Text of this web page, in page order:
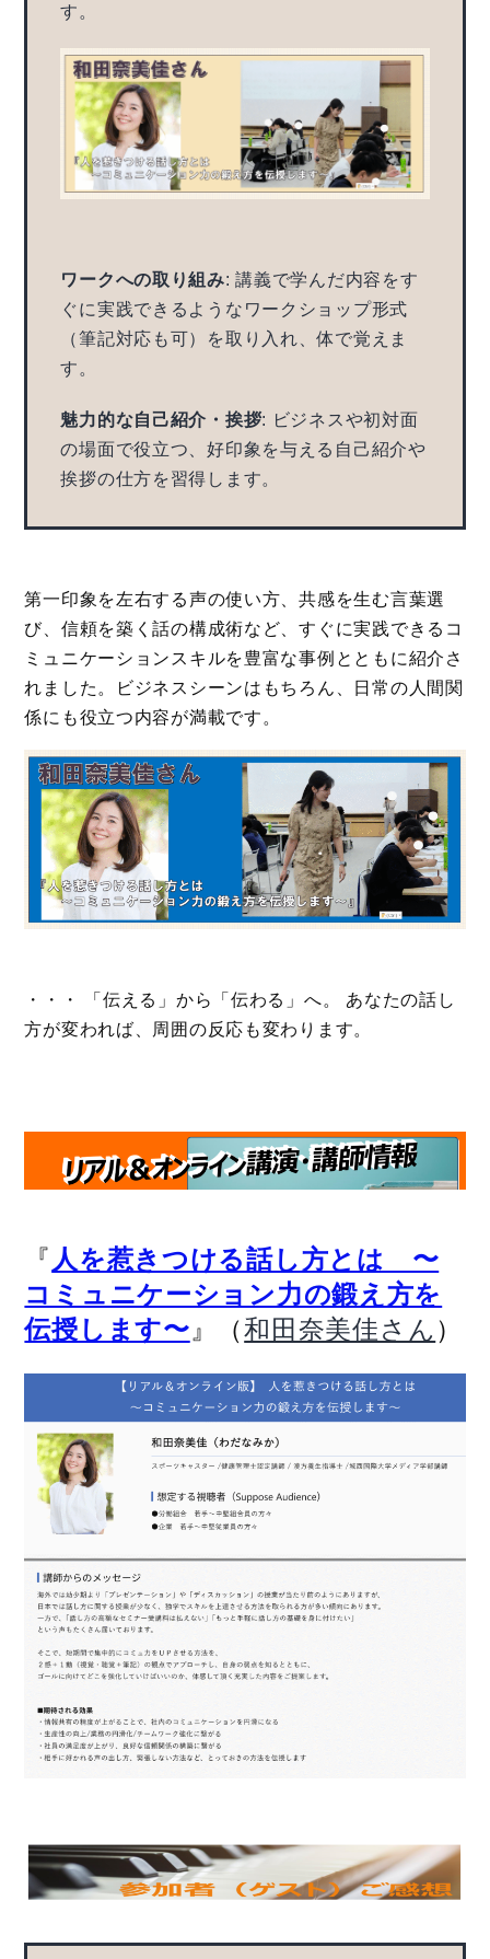
す。
ワークへの取り組み: 講義で学んだ内容をす
ぐに実践できるようなワークショップ形式
（筆記対応も可）を取り入れ、体で覚えま
す。
魅力的な自己紹介・挨拶: ビジネスや初対面
の場面で役立つ、好印象を与える自己紹介や
挨拶の仕方を習得します。
第一印象を左右する声の使い方、共感を生む言葉選
び、信頼を築く話の構成術など、すぐに実践できるコ
ミュニケーションスキルを豊富な事例とともに紹介さ
れました。ビジネスシーンはもちろん、日常の人間関
係にも役立つ内容が満載です。
・・・ 「伝える」から「伝わる」へ。 あなたの話し
方が変われば、周囲の反応も変わります。
『 人を惹きつける話し方とは 〜
コミュニケーション力の鍛え方を
伝授します〜 』（和田奈美佳さん ）